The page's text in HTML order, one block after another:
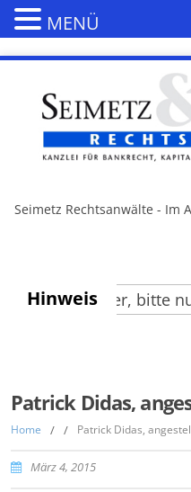
Seimetz Rechtsanwälte - Im
Hinweis
Besucher, bitte
Patrick Didas,
Home / / Patrick Didas,
März 4, 2015
MENÜ